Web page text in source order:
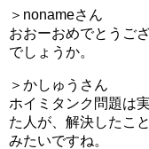
＞nonameさん
おおーおめでとうご
でしょうか。
＞かしゅうさん
ホイミタンク問題は
た人が、解決したこ
みたいですね。